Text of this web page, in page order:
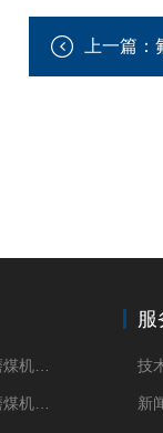
上一篇：
服
技
新